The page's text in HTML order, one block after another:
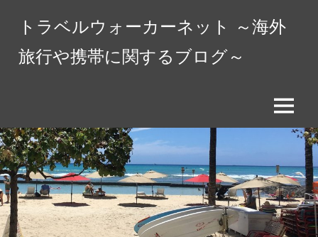
ス
キ
ッ
プ
トラベルウォーカーネット ～海外
旅行や携帯に関するブログ～
メ
ー